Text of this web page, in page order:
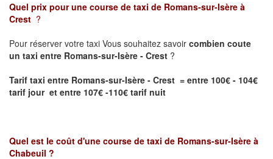
Quel prix pour une course de taxi de Romans-sur-Isère à
Crest ?
Pour réserver votre taxi Vous souhaitez savoir combien coute
un taxi entre Romans-sur-Isère - Crest ?
Tarif taxi entre Romans-sur-Isère - Crest = entre 100€ - 104€
tarif jour et entre 107€ -110€ tarif nuit
Quel est le coût d'une course de taxi de Romans-sur-Isère à
Chabeuil ?